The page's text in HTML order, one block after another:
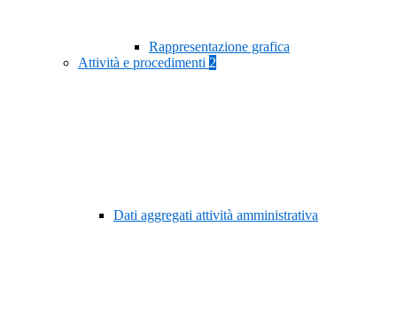
Rappresentazione grafica
Attività e procedimenti 2
Dati aggregati attività amministrativa